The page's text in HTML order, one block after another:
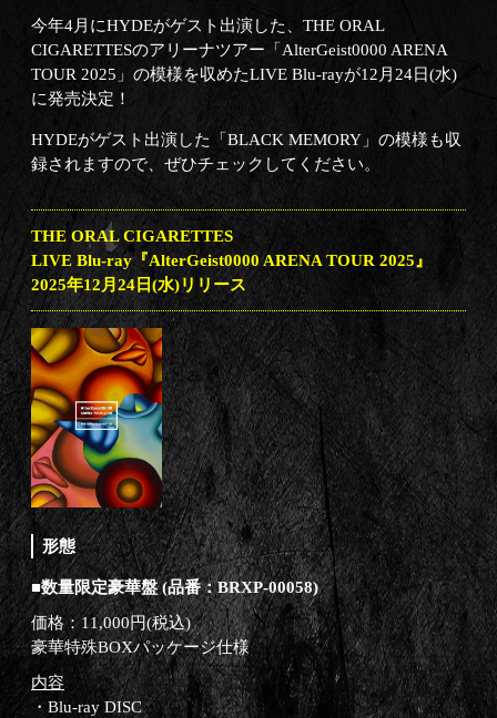
今年4月にHYDEがゲスト出演した、THE ORAL
CIGARETTESのアリーナツアー「AlterGeist0000 ARENA
TOUR 2025」の模様を収めたLIVE Blu-rayが12月24日(水)
に発売決定！
HYDEがゲスト出演した「BLACK MEMORY」の模様も収
録されますので、ぜひチェックしてください。
THE ORAL CIGARETTES
LIVE Blu-ray『AlterGeist0000 ARENA TOUR 2025』
2025年12月24日(水)リリース
形態
■数量限定豪華盤 (品番：BRXP-00058)
価格：11,000円(税込)
豪華特殊BOXパッケージ仕様
内容
・Blu-ray DISC